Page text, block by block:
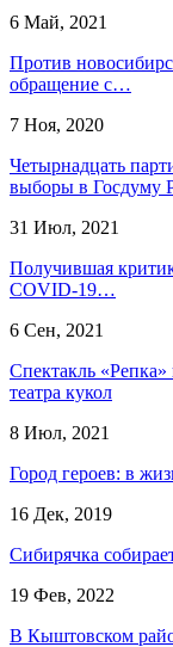
6 Май, 2021
Против
обращение с…
7 Ноя, 2020
Четырнадцать
выборы в
31 Июл, 2021
Получившая
COVID-19…
6 Сен, 2021
Спектакль «Репка»
театра кукол
8 Июл, 2021
Город героев: в
16 Дек, 2019
Сибирячка
19 Фев, 2022
В Кыштовском